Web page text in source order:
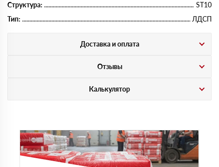
Структура:
ST10
Тип:
ЛДСП
Доставка и оплата
Отзывы
Калькулятор